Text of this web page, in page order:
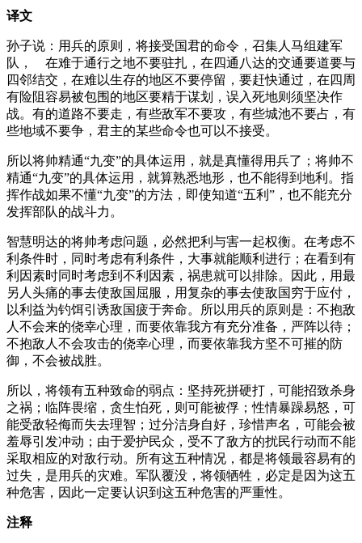
译文
孙子说：用兵的原则，将接受国君的命令，召集人马组建军
队， 在难于通行之地不要驻扎，在四通八达的交通要道要与
四邻结交，在难以生存的地区不要停留，要赶快通过，在四周
有险阻容易被包围的地区要精于谋划，误入死地则须坚决作
战。有的道路不要走，有些敌军不要攻，有些城池不要占，有
些地域不要争，君主的某些命令也可以不接受。
所以将帅精通“九变”的具体运用，就是真懂得用兵了；将帅不
精通“九变”的具体运用，就算熟悉地形，也不能得到地利。指
挥作战如果不懂“九变”的方法，即使知道“五利”，也不能充分
发挥部队的战斗力。
智慧明达的将帅考虑问题，必然把利与害一起权衡。在考虑不
利条件时，同时考虑有利条件，大事就能顺利进行；在看到有
利因素时同时考虑到不利因素，祸患就可以排除。因此，用最
另人头痛的事去使敌国屈服，用复杂的事去使敌国穷于应付，
以利益为钓饵引诱敌国疲于奔命。所以用兵的原则是：不抱敌
人不会来的侥幸心理，而要依靠我方有充分准备，严阵以待；
不抱敌人不会攻击的侥幸心理，而要依靠我方坚不可摧的防
御，不会被战胜。
所以，将领有五种致命的弱点：坚持死拼硬打，可能招致杀身
之祸；临阵畏缩，贪生怕死，则可能被俘；性情暴躁易怒，可
能受敌轻侮而失去理智；过分洁身自好，珍惜声名，可能会被
羞辱引发冲动；由于爱护民众，受不了敌方的扰民行动而不能
采取相应的对敌行动。所有这五种情况，都是将领最容易有的
过失，是用兵的灾难。军队覆没，将领牺牲，必定是因为这五
种危害，因此一定要认识到这五种危害的严重性。
注释